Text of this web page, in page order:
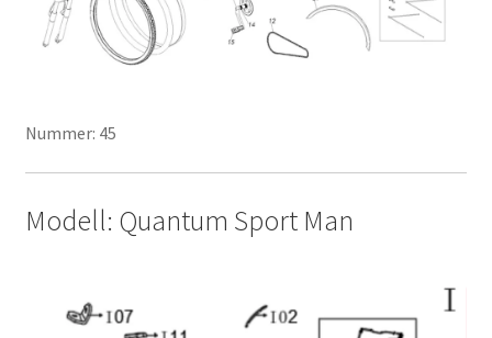
Nummer: 45
Modell: Quantum Sport Man